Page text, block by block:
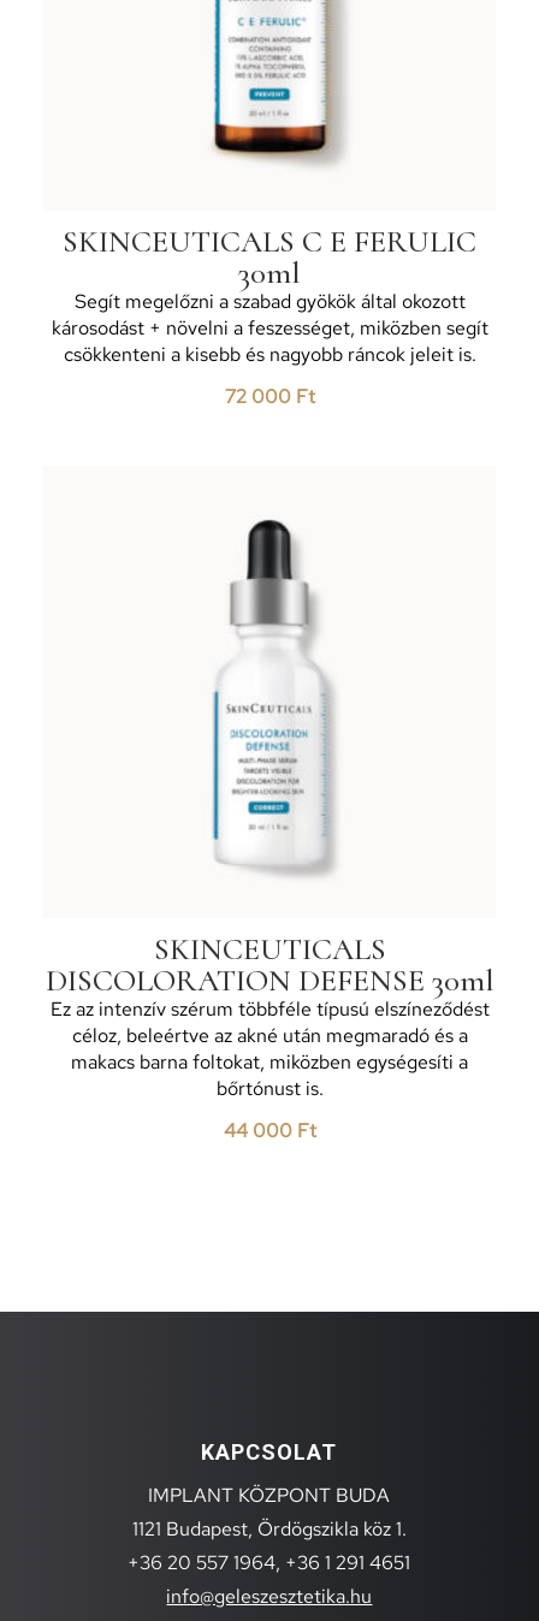
SKINCEUTICALS C E FERULIC
30ml
Segít megelőzni a szabad gyökök által okozott
károsodást + növelni a feszességet, miközben segít
csökkenteni a kisebb és nagyobb ráncok jeleit is.
72 000 Ft
SKINCEUTICALS
DISCOLORATION DEFENSE 30ml
Ez az intenzív szérum többféle típusú elszíneződést
céloz, beleértve az akné után megmaradó és a
makacs barna foltokat, miközben egységesíti a
bőrtónust is.
44 000 Ft
KAPCSOLAT
IMPLANT KÖZPONT BUDA
1121 Budapest, Ördögszikla köz 1.
+36 20 557 1964, +36 1 291 4651
info@geleszesztetika.hu